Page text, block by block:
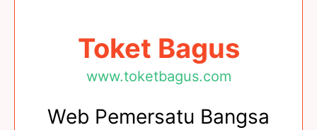
Toket Bagus
www.toketbagus.com
Web Pemersatu Bangsa